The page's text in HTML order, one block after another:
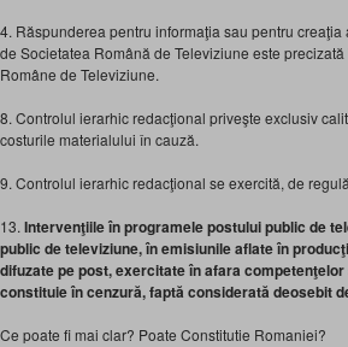
4. Răspunderea pentru informaţia sau pentru
de Societatea Română de Televiziune este
Române de Televiziune.
8. Controlul ierarhic redacţional priveşte exclusiv
costurile materialului în cauză.
9. Controlul ierarhic redacţional se exercită, de
13. Intervenţiile în programele postului public de
public de televiziune, în emisiunile aflate în
difuzate pe post, exercitate în afara
constituie în cenzură, faptă considerată deosebit
Ce poate fi mai clar? Poate Constitutie Romaniei?